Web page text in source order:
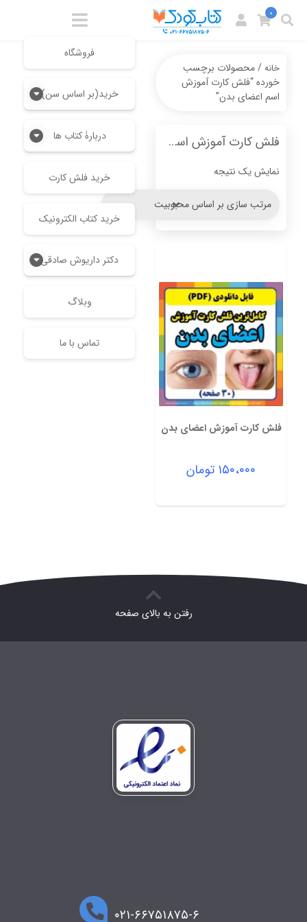
فروشگاه
خرید(بر اساس سن)
دربارۀ کتاب ها
خرید فلش کارت
خرید کتاب الکترونیک
دکتر داریوش صادقی
وبلاگ
تماس با ما
0
خانه/ محصولات برچسب
خورده “فلش کارت آموزش
اسم اعضای بدن”
فلش کارت آموزش اسم اعضای بدن
نمایش یک نتیجه
فلش کارت آموزش اعضای بدن
۱۵۰،۰۰۰ تومان
رفتن به بالای صفحه
۰۲۱-۶۶۷۵۱۸۷۵-۶